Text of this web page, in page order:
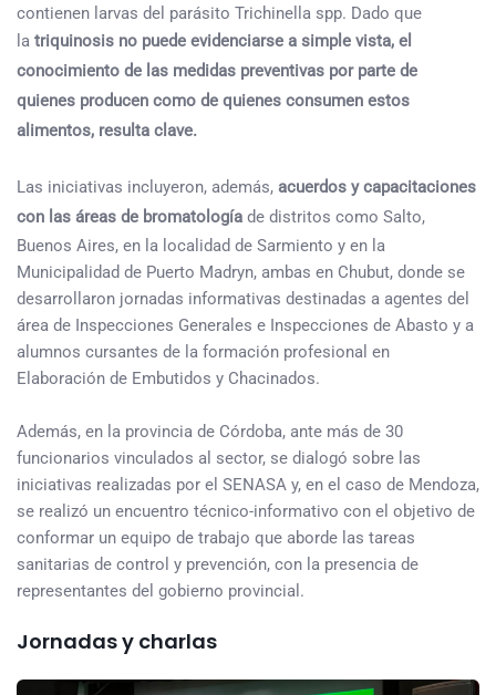
contienen larvas del parásito Trichinella spp. Dado que
la triquinosis no puede evidenciarse a simple vista, el
conocimiento de las medidas preventivas por parte de
quienes producen como de quienes consumen estos
alimentos, resulta clave.
Las iniciativas incluyeron, además, acuerdos y capacitaciones
con las áreas de bromatología de distritos como Salto,
Buenos Aires, en la localidad de Sarmiento y en la
Municipalidad de Puerto Madryn, ambas en Chubut, donde se
desarrollaron jornadas informativas destinadas a agentes del
área de Inspecciones Generales e Inspecciones de Abasto y a
alumnos cursantes de la formación profesional en
Elaboración de Embutidos y Chacinados.
Además, en la provincia de Córdoba, ante más de 30
funcionarios vinculados al sector, se dialogó sobre las
iniciativas realizadas por el SENASA y, en el caso de Mendoza,
se realizó un encuentro técnico-informativo con el objetivo de
conformar un equipo de trabajo que aborde las tareas
sanitarias de control y prevención, con la presencia de
representantes del gobierno provincial.
Jornadas y charlas